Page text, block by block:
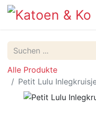
Alle Produkte
Petit Lulu